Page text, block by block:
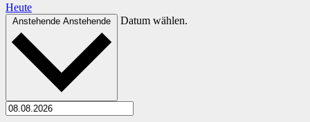
Heute
Anstehende Anstehende Datum wählen.